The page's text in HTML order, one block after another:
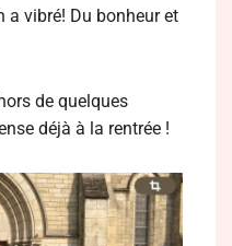
a vibré! Du bonheur et
de quelques
déjà à la rentrée !